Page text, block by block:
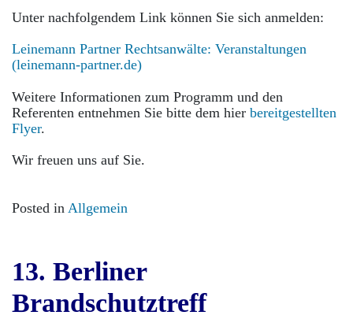
Unter nachfolgendem Link können Sie sich anmelden:
Leinemann Partner Rechtsanwälte: Veranstaltungen
(leinemann-partner.de)
Weitere Informationen zum Programm und den
Referenten entnehmen Sie bitte dem hier bereitgestellten
Flyer.
Wir freuen uns auf Sie.
Posted in Allgemein
13. Berliner
Brandschutztreff